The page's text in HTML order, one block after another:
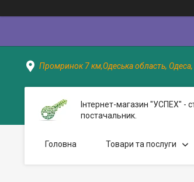
Промринок 7 км,Одеська область, Одеса,
Інтернет-магазин "УСПЕХ" -
постачальник.
Головна Товари та послуги